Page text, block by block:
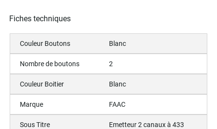
Fiches techniques
Couleur Boutons Blanc
Nombre de boutons 2
Couleur Boitier Blanc
Marque FAAC
Sous Titre
Emetteur 2 canaux à 433